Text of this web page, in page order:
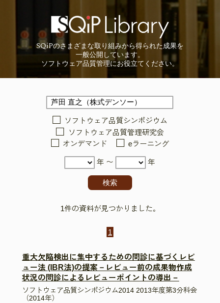
SQiPのさまざまな取り組みから得られた成果を
一般公開しています。
ソフトウェア品質管理にお役立てください。
ソフトウェア品質シンポジウム
ソフトウェア品質管理研究会
オンデマンド
eラーニング
年 〜 年
1件の資料が見つかりました。
1
重大欠陥検出に集中するための問診に基づくレビ
ュー法 (IBR法)の提案－レビュー前の成果物作成
状況の問診によるレビューポイントの導出－
ソフトウェア品質シンポジウム2014 2013年度第3分科会
（2014年）